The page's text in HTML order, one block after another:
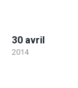
30 avril
2014